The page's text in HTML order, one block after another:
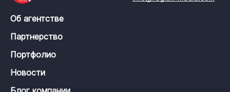
Об агентстве
Партнерство
Портфолио
Новости